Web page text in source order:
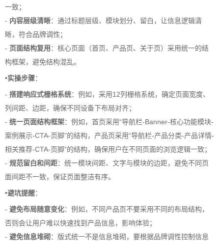
一致；
- 内容层级清晰：通过标题层级、模块划分、留白，让信息逻辑清
晰，符合品牌调性；
- 页面结构复用 ：核心页面（首页、产品页、关于页）采用统一的结
构框架，避免结构混乱。
•实操步骤：
- 搭建响应式栅格系统：例如，采用12列栅格系统，确定页面宽度、
列间距、边距，确保不同设备下布局对齐；
- 统一页面结构框架：例如，首页采用“导航栏-Banner-核心功能模块-
案例展示-CTA-页脚”的结构，产品页采用“导航栏-产品分类-产品详情-
相关推荐-CTA-页脚”的结构，确保用户在不同页面的浏览逻辑一致；
- 规范留白和间距：统一模块间距、文字与模块的边距，避免不同页
面间距不一致，保证页面整洁有序。
•避坑提醒：
- 避免布局随意变化：例如，不同产品页不要采用不同的布局结构，
否则会让用户难以快速找到产品信息，影响体验；
- 避免信息堆砌：版式统一不是信息堆砌，要根据品牌调性控制信息